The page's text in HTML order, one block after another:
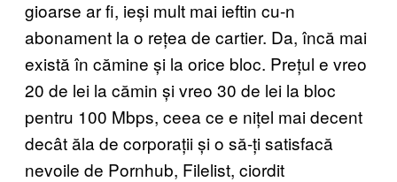
gioarse ar fi, ieși mult mai ieftin cu-n
abonament la o rețea de cartier. Da, încă mai
există în cămine și la orice bloc. Prețul e vreo
20 de lei la cămin și vreo 30 de lei la bloc
pentru 100 Mbps, ceea ce e nițel mai decent
decât ăla de corporații și o să-ți satisfacă
nevoile de Pornhub, Filelist, ciordit